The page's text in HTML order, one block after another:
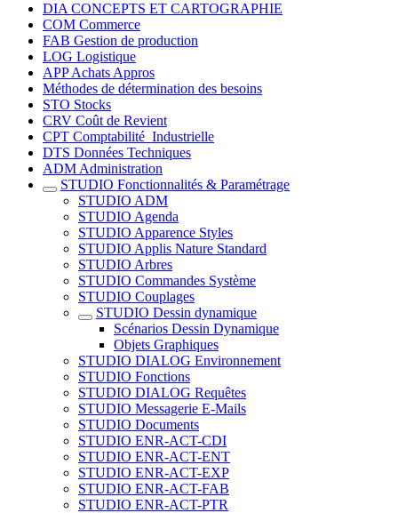
DIA CONCEPTS ET CARTOGRAPHIE
COM Commerce
FAB Gestion de production
LOG Logistique
APP Achats Appros
Méthodes de détermination des besoins
STO Stocks
CRV Coût de Revient
CPT Comptabilité_Industrielle
DTS Données Techniques
ADM Administration
STUDIO Fonctionnalités & Paramétrage
STUDIO ADM
STUDIO Agenda
STUDIO Apparence Styles
STUDIO Applis Nature Standard
STUDIO Arbres
STUDIO Commandes Système
STUDIO Couplages
STUDIO Dessin dynamique
Scénarios Dessin Dynamique
Objets Graphiques
STUDIO DIALOG Environnement
STUDIO Fonctions
STUDIO DIALOG Requêtes
STUDIO Messagerie E-Mails
STUDIO Documents
STUDIO ENR-ACT-CDI
STUDIO ENR-ACT-ENT
STUDIO ENR-ACT-EXP
STUDIO ENR-ACT-FAB
STUDIO ENR-ACT-PTR